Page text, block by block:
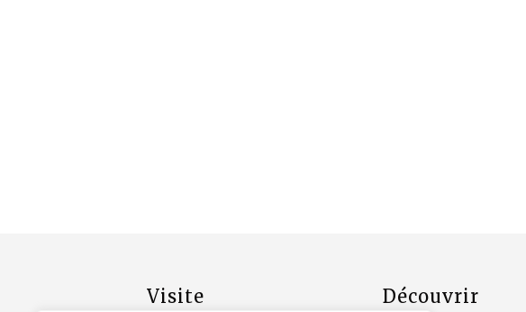
Visite Découvrir